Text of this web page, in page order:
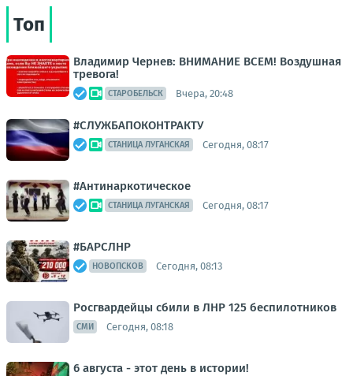
Топ
Владимир Чернев: ВНИМАНИЕ ВСЕМ! Воздушная
тревога!
СТАРОБЕЛЬСК Вчера, 20:48
#СЛУЖБАПОКОНТРАКТУ
СТАНИЦА ЛУГАНСКАЯ Сегодня, 08:17
#Антинаркотическое
СТАНИЦА ЛУГАНСКАЯ Сегодня, 08:17
#БАРСЛНР
НОВОПСКОВ Сегодня, 08:13
Росгвардейцы сбили в ЛНР 125 беспилотников
СМИ Сегодня, 08:18
6 августа - этот день в истории!